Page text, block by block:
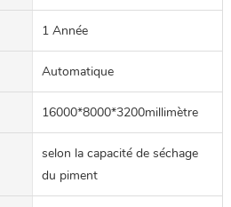
1 Année
Automatique
16000*8000*3200millimètre
selon la capacité de séchage
du piment